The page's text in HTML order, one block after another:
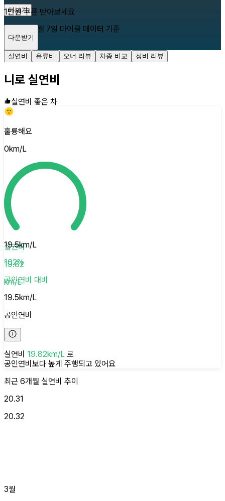
더보기
2026년 8월 7일 마이클 데이터 기준
1만원 쿠폰 받아보세요
다운받기
실연비 유류비 오너 리뷰 차종 비교 정비 리뷰
니로 실연비
실연비 좋은 차
훌륭해요
0km/L
실연비
19.82
km/L
19.5km/L
102%
공인연비 대비
19.5km/L
공인연비
실연비 19.82km/L 로
공인연비보다 높게 주행되고 있어요
최근 6개월 실연비 추이
20.31
20.32
3월